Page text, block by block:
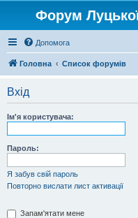
Форум
Допомога
Головна Список форумів
Вхід
Ім'я користувача:
Пароль:
Я забув свій пароль
Повторно вислати лист активації
Запам'ятати мене